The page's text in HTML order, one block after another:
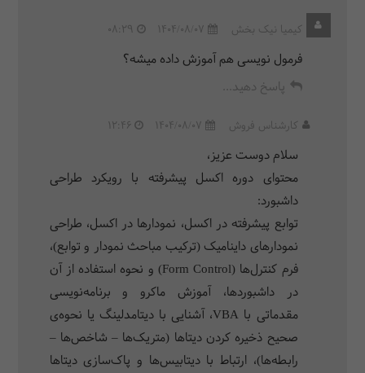
کیمیا نیک بخش 1404/08/07
08:29
فرمول نویسی هم آموزش داده میشه؟
پاسخ دهید...
کارشناس فروش 1404/08/07
12:46
سلام دوست عزیز،
محتوای دوره اکسل پیشرفته با رویکرد طراحی
داشبورد:
توابع پیشرفته در اکسل، نمودارها در اکسل، طراحی
نمودارهای داینامیک (ترکیب مباحث نمودار و توابع)،
فرم کنترل‌ها (Form Control) و نحوه استفاده از آن
در داشبوردها، آموزش ماکرو و برنامه‌نویسی
مقدماتی با VBA، آشنایی با دیتامدلینگ یا نحوه‌ی
صحیح ذخیره کردن دیتاها (متریک‌ها – شاخص‌ها –
رابطه‌ها)، ارتباط با دیتابیس‌ها و پاک‌سازی دیتاها